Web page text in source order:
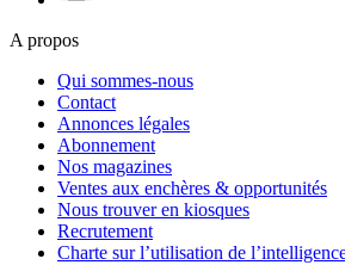
A propos
Qui sommes-nous
Contact
Annonces légales
Abonnement
Nos magazines
Ventes aux enchères & opportunités
Nous trouver en kiosques
Recrutement
Charte sur l’utilisation de